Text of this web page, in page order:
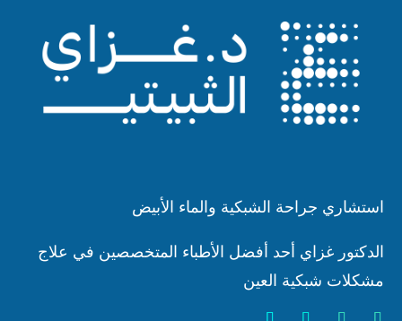
استشاري جراحة الشبكية والماء الأبيض
الدكتور غزاي أحد أفضل الأطباء المتخصصين في علاج
مشكلات شبكية العين